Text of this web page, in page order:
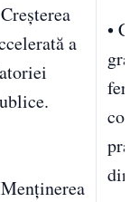
a
•
din